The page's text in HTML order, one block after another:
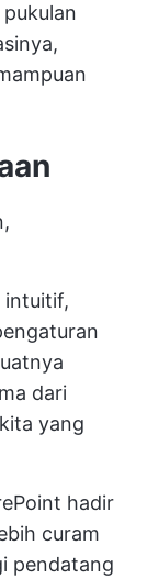
intuitif,
dari
yang
hadir
curam
pendatang